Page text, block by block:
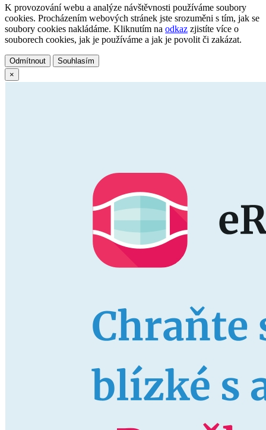
K provozování webu a analýze návštěvnosti používáme soubory
cookies. Procházením webových stránek jste srozuměni s tím, jak se
soubory cookies nakládáme. Kliknutím na odkaz zjistíte více o
souborech cookies, jak je používáme a jak je povolit či zakázat.
Odmítnout
Souhlasím
×